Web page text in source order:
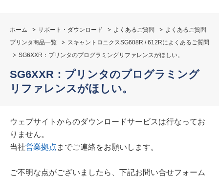
ホーム サポート・ダウンロード よくあるご質問
よくあるご質問
プリンタ商品一覧
スキャントロニクスSG608R / 612Rによくあるご質問
SG6XXR：プリンタのプログラミングリファレンスがほしい。
SG6XXR：プリンタのプログラミング
リファレンスがほしい。
ウェブサイトからのダウンロードサービスは行なってお
りません。
当社営業拠点 までご連絡をお願いします。
ご不明な点がございましたら、下記お問い合せフォーム